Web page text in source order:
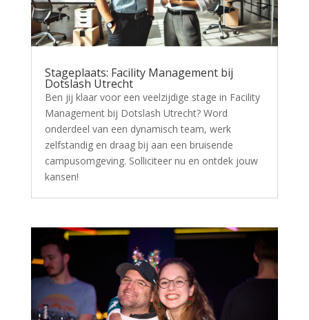
Stageplaats: Facility Management bij
Dotslash Utrecht
Ben jij klaar voor een veelzijdige stage in Facility
Management bij Dotslash Utrecht? Word
onderdeel van een dynamisch team, werk
zelfstandig en draag bij aan een bruisende
campusomgeving. Solliciteer nu en ontdek jouw
kansen!